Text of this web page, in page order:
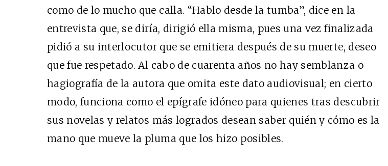
como de lo mucho que calla. “Hablo desde la tumba”, dice en la
entrevista que, se diría, dirigió ella misma, pues una vez finalizada
pidió a su interlocutor que se emitiera después de su muerte, deseo
que fue respetado. Al cabo de cuarenta años no hay semblanza o
hagiografía de la autora que omita este dato audiovisual; en cierto
modo, funciona como el epígrafe idóneo para quienes tras descubrir
sus novelas y relatos más logrados desean saber quién y cómo es la
mano que mueve la pluma que los hizo posibles.